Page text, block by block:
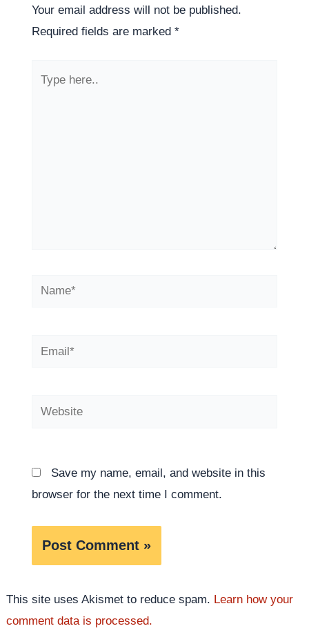
Your email address will not be published.
Required fields are marked *
Name*
Email*
Website
Save my name, email, and website in this
browser for the next time I comment.
This site uses Akismet to reduce spam. Learn how your
comment data is processed.